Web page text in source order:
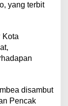
yang terbit
Kota
disambut
Pencak